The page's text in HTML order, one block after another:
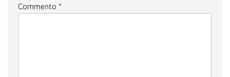
Commento *